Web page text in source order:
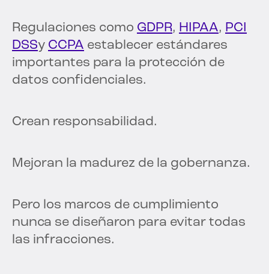
Regulaciones como GDPR, HIPAA, PCI
DSSy CCPA establecer estándares
importantes para la protección de
datos confidenciales.
Crean responsabilidad.
Mejoran la madurez de la gobernanza.
Pero los marcos de cumplimiento
nunca se diseñaron para evitar todas
las infracciones.